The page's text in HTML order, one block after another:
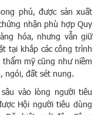
phú, được sản xuất
nhận phù hợp Quy
hóa, nhưng vẫn giữ
tại khắp các công trình
mỹ cũng như niềm
ngói, đất sét nung.
vào lòng người tiêu
Hội người tiêu dùng